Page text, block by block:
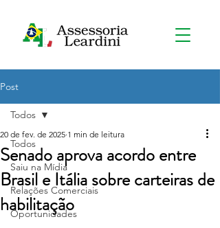
Post
Todos
Saiu na Mídia
Relações Comerciais
Oportunidades
Todos
Senado aprova acordo entre
Brasil e Itália sobre carteiras de
habilitação
20 de fev. de 2025 1 min de leitura